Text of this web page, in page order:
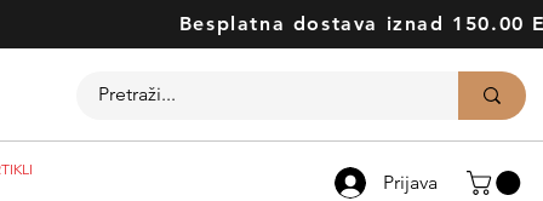
Besplatna dostava iznad 150.00
Prijava